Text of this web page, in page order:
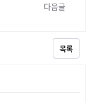
다음글
목록